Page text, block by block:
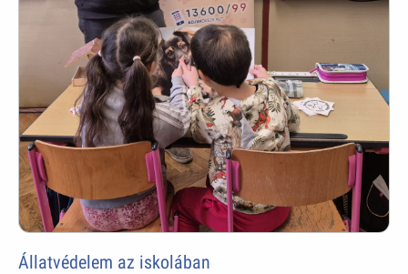
Állatvédelem az iskolában